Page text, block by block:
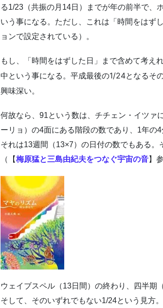
る1/23（共振の月14日）までが年の前半で、
いう事になる。ただし、これは「時間をはず
ョンで設定されている）。
もし、「時間をはずした日」まで含めて考え
中という事になる。平成最後の1/24となるそ
興味深い。
何故なら、91という数は、チチェン・イツァ
ーリョ）の4面にある階段の数であり、1年の
それは13週間（13×7）の日付の数でもある
（【梅原猛と三島由紀夫をつなぐ宇宙の音】
ウェイブスペル（13日間）の終わり、四半期
そして、そのいずれでもない1/24という見方